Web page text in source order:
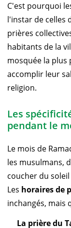
C'est pourquoi
l'instar de celles
prières
habitants de la
mosquée la
accomplir leur
religion.
Les
pendant le
Le mois de
les musulmans,
coucher du
Les horaires de
inchangés, mais
La prière du